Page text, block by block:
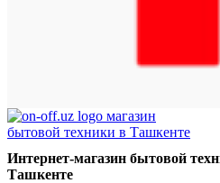
Интернет-магазин бытовой
Ташкенте